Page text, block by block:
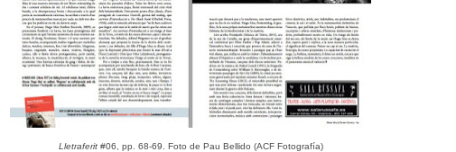
Lletraferit #06, pp. 68-69. Foto de Pau Bellido (ACF Fotografía)